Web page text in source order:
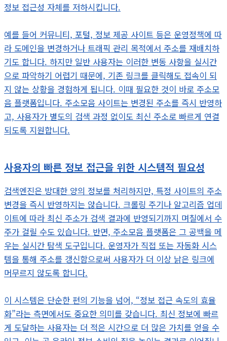
정보 접근성 자체를 저하시킵니다.
예를 들어 커뮤니티, 포털, 정보 제공 사이트 등은 운영정책에 따
라 도메인을 변경하거나 트래픽 관리 목적에서 주소를 재배치하
기도 합니다. 하지만 일반 사용자는 이러한 변동 사항을 실시간
으로 파악하기 어렵기 때문에, 기존 링크를 클릭해도 접속이 되
지 않는 상황을 경험하게 됩니다. 이때 필요한 것이 바로 주소모
음 플랫폼입니다. 주소모음 사이트는 변경된 주소를 즉시 반영하
고, 사용자가 별도의 검색 과정 없이도 최신 주소로 빠르게 연결
되도록 지원합니다.
사용자의 빠른 정보 접근을 위한 시스템적 필요성
검색엔진은 방대한 양의 정보를 처리하지만, 특정 사이트의 주소
변경을 즉시 반영하지는 않습니다. 크롤링 주기나 알고리즘 업데
이트에 따라 최신 주소가 검색 결과에 반영되기까지 며칠에서 수
주가 걸릴 수도 있습니다. 반면, 주소모음 플랫폼은 그 공백을 메
우는 실시간 탐색 도구입니다. 운영자가 직접 또는 자동화 시스
템을 통해 주소를 갱신함으로써 사용자가 더 이상 낡은 링크에
머무르지 않도록 합니다.
이 시스템은 단순한 편의 기능을 넘어, “정보 접근 속도의 효율
화”라는 측면에서도 중요한 의미를 갖습니다. 최신 정보에 빠르
게 도달하는 사용자는 더 적은 시간으로 더 많은 가치를 얻을 수